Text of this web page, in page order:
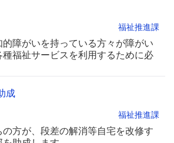
福祉推進課
障がいを持っている方々が障がい
福祉サービスを利用するために必
成
福祉推進課
の方が、段差の解消等自宅を改修す